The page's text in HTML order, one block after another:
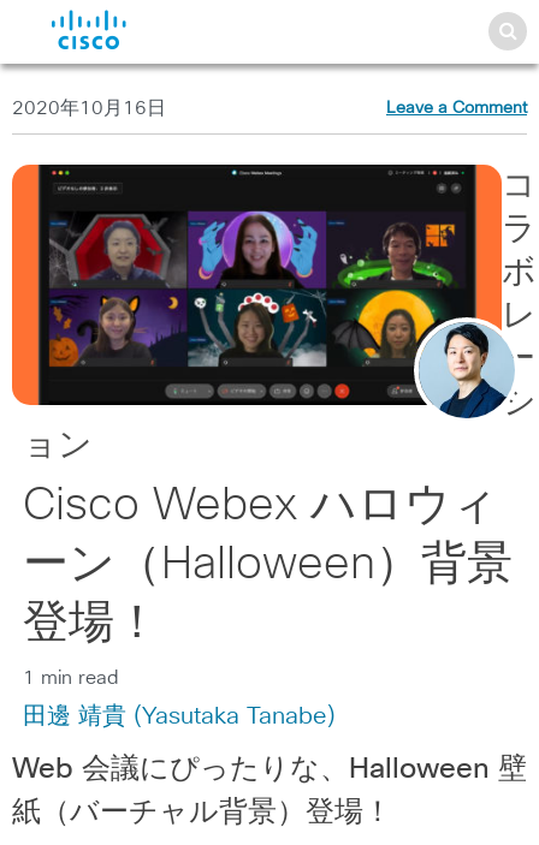
2020年10月16日 Leave a Comment
コ
ラ
ボ
レ
ー
シ
ョン
Cisco Webex ハロウィ
ーン（Halloween）背景
登場！
1 min read
田邊 靖貴 (Yasutaka Tanabe)
Web 会議にぴったりな、Halloween 壁
紙（バーチャル背景）登場！